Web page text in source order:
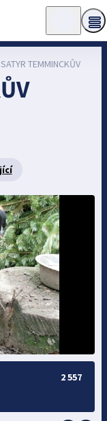
SATYR TEMMINCKŮV
2 557